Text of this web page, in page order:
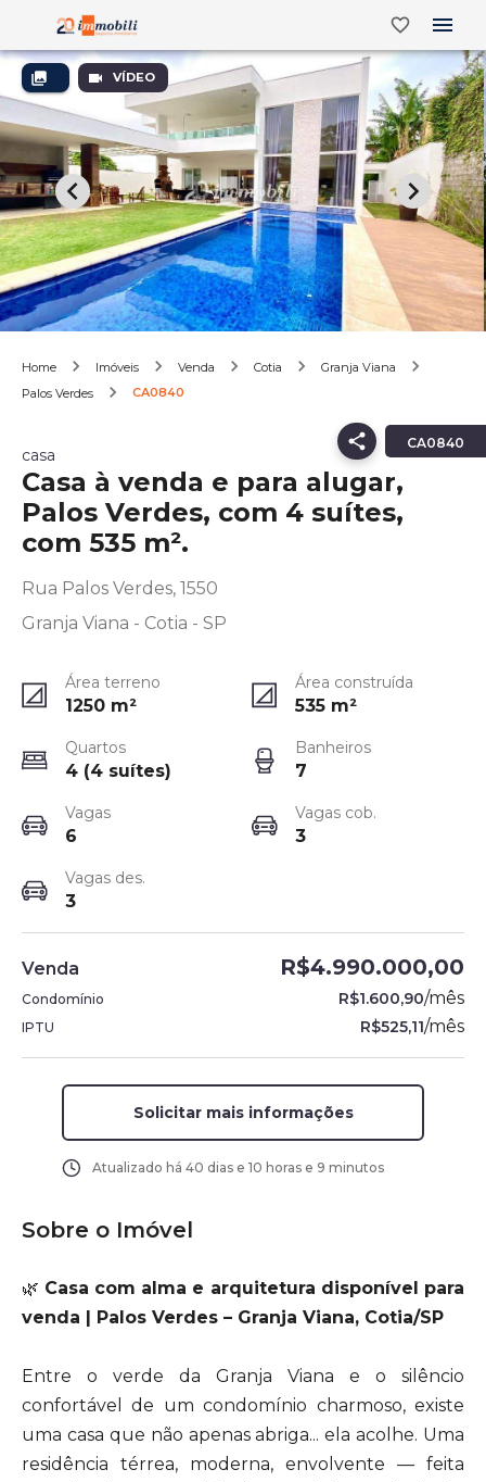
VÍDEO
Home Imóveis Venda Cotia
Granja Viana
Palos Verdes
CA0840
CA0840
casa
Casa à venda e para alugar,
Palos Verdes, com 4 suítes,
com 535 m².
Rua Palos Verdes, 1550
Granja Viana - Cotia - SP
Área terreno
1250 m²
Área construída
535 m²
Quartos
4 (4 suítes)
Banheiros
7
Vagas
6
Vagas cob.
3
Vagas des.
3
Venda R$4.990.000,00
Condomínio R$1.600,90/mês
IPTU R$525,11/mês
Solicitar mais informações
Atualizado há 40 dias e 10 horas e 9 minutos
Sobre o Imóvel
🌿 Casa com alma e arquitetura disponível para
venda | Palos Verdes – Granja Viana, Cotia/SP
Entre o verde da Granja Viana e o silêncio
confortável de um condomínio charmoso, existe
uma casa que não apenas abriga... ela acolhe. Uma
residência térrea, moderna, envolvente — feita